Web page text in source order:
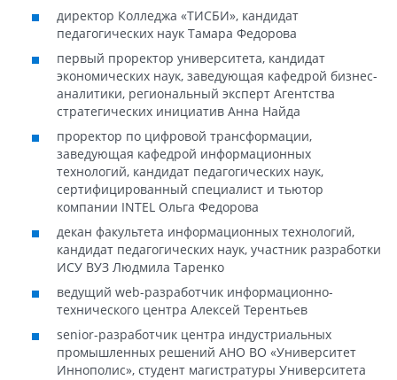
директор Колледжа «ТИСБИ», кандидат
педагогических наук Тамара Федорова
первый проректор университета, кандидат
экономических наук, заведующая кафедрой бизнес-
аналитики, региональный эксперт Агентства
стратегических инициатив Анна Найда
проректор по цифровой трансформации,
заведующая кафедрой информационных
технологий, кандидат педагогических наук,
сертифицированный специалист и тьютор
компании INTEL Ольга Федорова
декан факультета информационных технологий,
кандидат педагогических наук, участник разработки
ИСУ ВУЗ Людмила Таренко
ведущий web-разработчик информационно-
технического центра Алексей Терентьев
senior-разработчик центра индустриальных
промышленных решений АНО ВО «Университет
Иннополис», студент магистратуры Университета